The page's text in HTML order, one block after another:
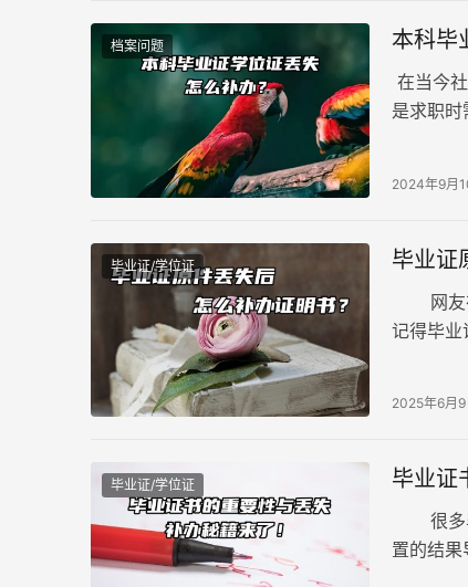
档案问题 本科毕
在当今
是求职
个人管
2024年9月
毕业证/学位证 毕业证
网友在
记得毕业
2025年6月9
毕业证/学位证 毕业证
很多毕
置的结